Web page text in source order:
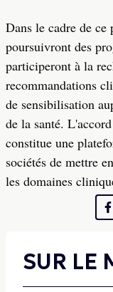
Dans le cadre de
poursuivront des
participeront à la
recommandations
de sensibilisation
de la santé.
constitue une
sociétés de mettre
les domaines
SUR LE